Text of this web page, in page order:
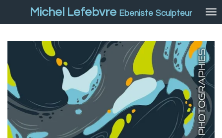
Passer
au
principal
Michel Lefebvre Ebeniste Sculpteur